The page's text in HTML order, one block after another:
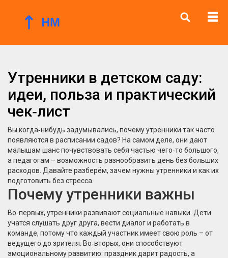
Утренники в детском саду:
идеи, польза и практический
чек‑лист
Вы когда‑нибудь задумывались, почему утренники так часто
появляются в расписании садов? На самом деле, они дают
малышам шанс почувствовать себя частью чего‑то большого,
а педагогам – возможность разнообразить день без больших
расходов. Давайте разберём, зачем нужны утренники и как их
подготовить без стресса.
Почему утренники важны
Во-первых, утренники развивают социальные навыки. Дети
учатся слушать друг друга, вести диалог и работать в
команде, потому что каждый участник имеет свою роль – от
ведущего до зрителя. Во‑вторых, они способствуют
эмоциональному развитию: праздник дарит радость, а